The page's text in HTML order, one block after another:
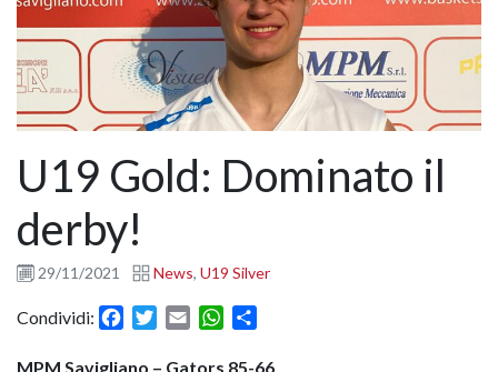
U19 Gold: Dominato il
derby!
29/11/2021 News, U19 Silver
Condividi: FacebookTwitter
Email WhatsApp
MPM Savigliano – Gators 85-66